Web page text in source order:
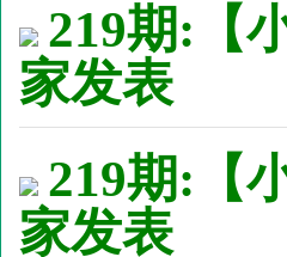
219期:【
家发表
219期:【
家发表